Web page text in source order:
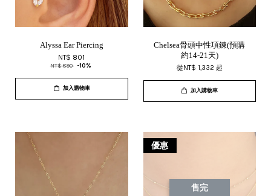
Alyssa Ear Piercing
NT$ 801
NT$ 890 -10%
加入購物車
Chelsea骨頭中性項鍊(預購
約14-21天)
從NT$ 1,332 起
加入購物車
優惠
售完